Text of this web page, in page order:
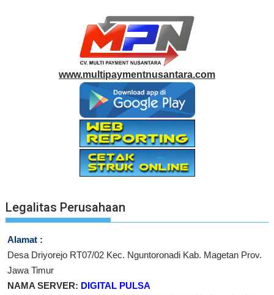
www.multipaymentnusantara.com
Legalitas Perusahaan
Alamat :
Desa Driyorejo RT07/02 Kec. Nguntoronadi Kab. Magetan Prov.
Jawa Timur
NAMA SERVER: DIGITAL PULSA